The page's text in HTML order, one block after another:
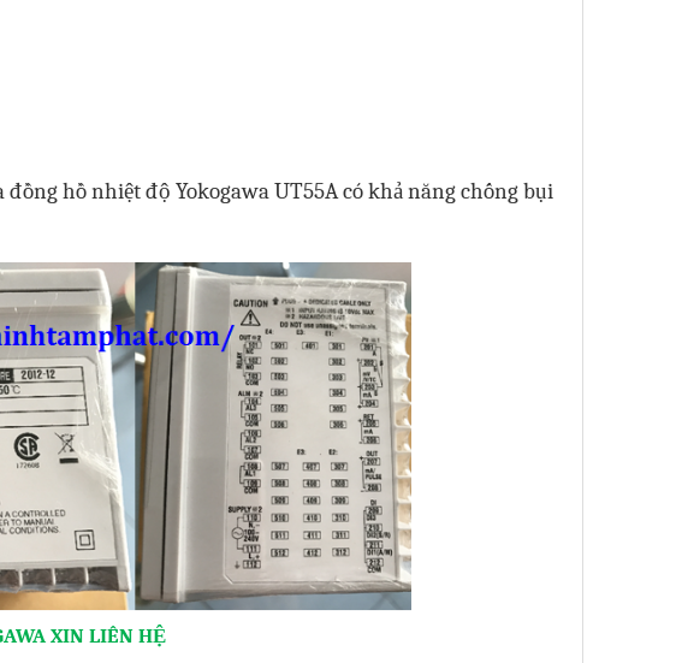
hồ nhiệt độ Yokogawa UT55A có khả năng chống bụi
XIN LIÊN HỆ